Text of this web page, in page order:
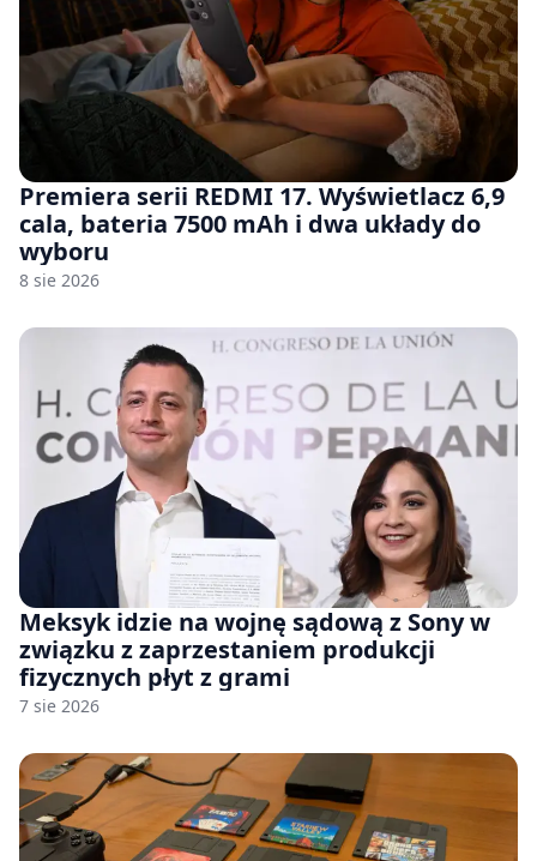
Premiera serii REDMI 17. Wyświetlacz 6,9
cala, bateria 7500 mAh i dwa układy do
wyboru
8 sie 2026
Meksyk idzie na wojnę sądową z Sony w
związku z zaprzestaniem produkcji
fizycznych płyt z grami
7 sie 2026